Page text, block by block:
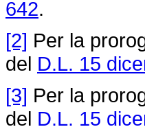
642.
[2] Per la
del D.L. 15
[3] Per la
del D.L. 15